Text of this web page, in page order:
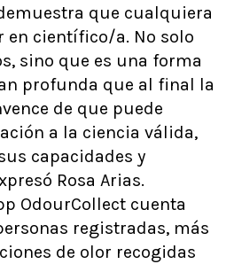
que cualquiera
en científico/a. No solo
sino que es una forma
profunda que al final la
de que puede
a la ciencia válida,
capacidades y
Rosa Arias.
OdourCollect cuenta
registradas, más
de olor recogidas